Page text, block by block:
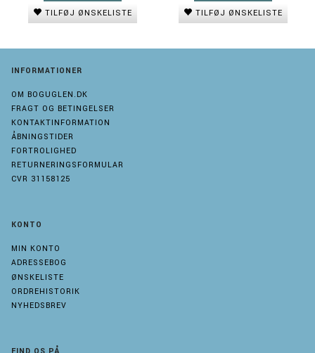
TILFØJ ØNSKELISTE TILFØJ ØNSKELISTE
INFORMATIONER
OM BOGUGLEN.DK
FRAGT OG BETINGELSER
KONTAKTINFORMATION
ÅBNINGSTIDER
FORTROLIGHED
RETURNERINGSFORMULAR
CVR 31158125
KONTO
MIN KONTO
ADRESSEBOG
ØNSKELISTE
ORDREHISTORIK
NYHEDSBREV